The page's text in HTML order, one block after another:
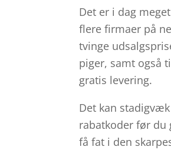
Det er i dag
flere firmaer på
tvinge
piger, samt også
gratis levering.
Det kan
rabatkoder før du
få fat i den